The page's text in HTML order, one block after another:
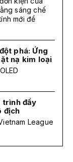
sáng chế
mới để
phá: Ứng
nạ kim loại
trình đầy
địch
League